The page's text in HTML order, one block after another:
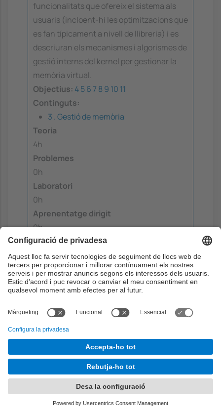
funcionalitats que ofereix el sistema als
usuaris (incloent-hi les optimitzacions que
es fan típicament a nivell de llibreria) i es
descriuran els mecanismes i algorismes de
gestió interns del kernel per gestionar la
memòria virtual.
Objectius: 456 7 8 9 10 11
Continguts:
3 . Gestió de memòria
Teoria
4h
Problemes
0h
Laboratori
0h
Aprenentatge dirigit
0h
Aprenentatge autònom
4h
memòria
Durant aquesta sesió de laboratori es
practicarà amb serveis bàsics per
gestionar la memòria dels processos i
algunes comandes per monitoritzar l'estat
dels procesos
Objectius:561213